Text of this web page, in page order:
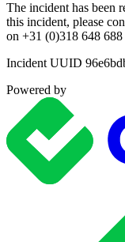
The incident has been
this incident, please
on +31 (0)318 648
Incident UUID
Powered by